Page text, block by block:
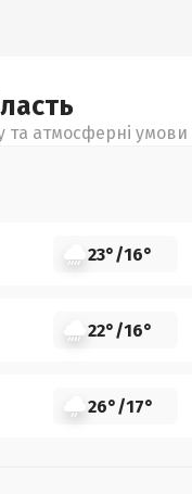
атмосферні умови
23°/16°
22°/16°
26°/17°